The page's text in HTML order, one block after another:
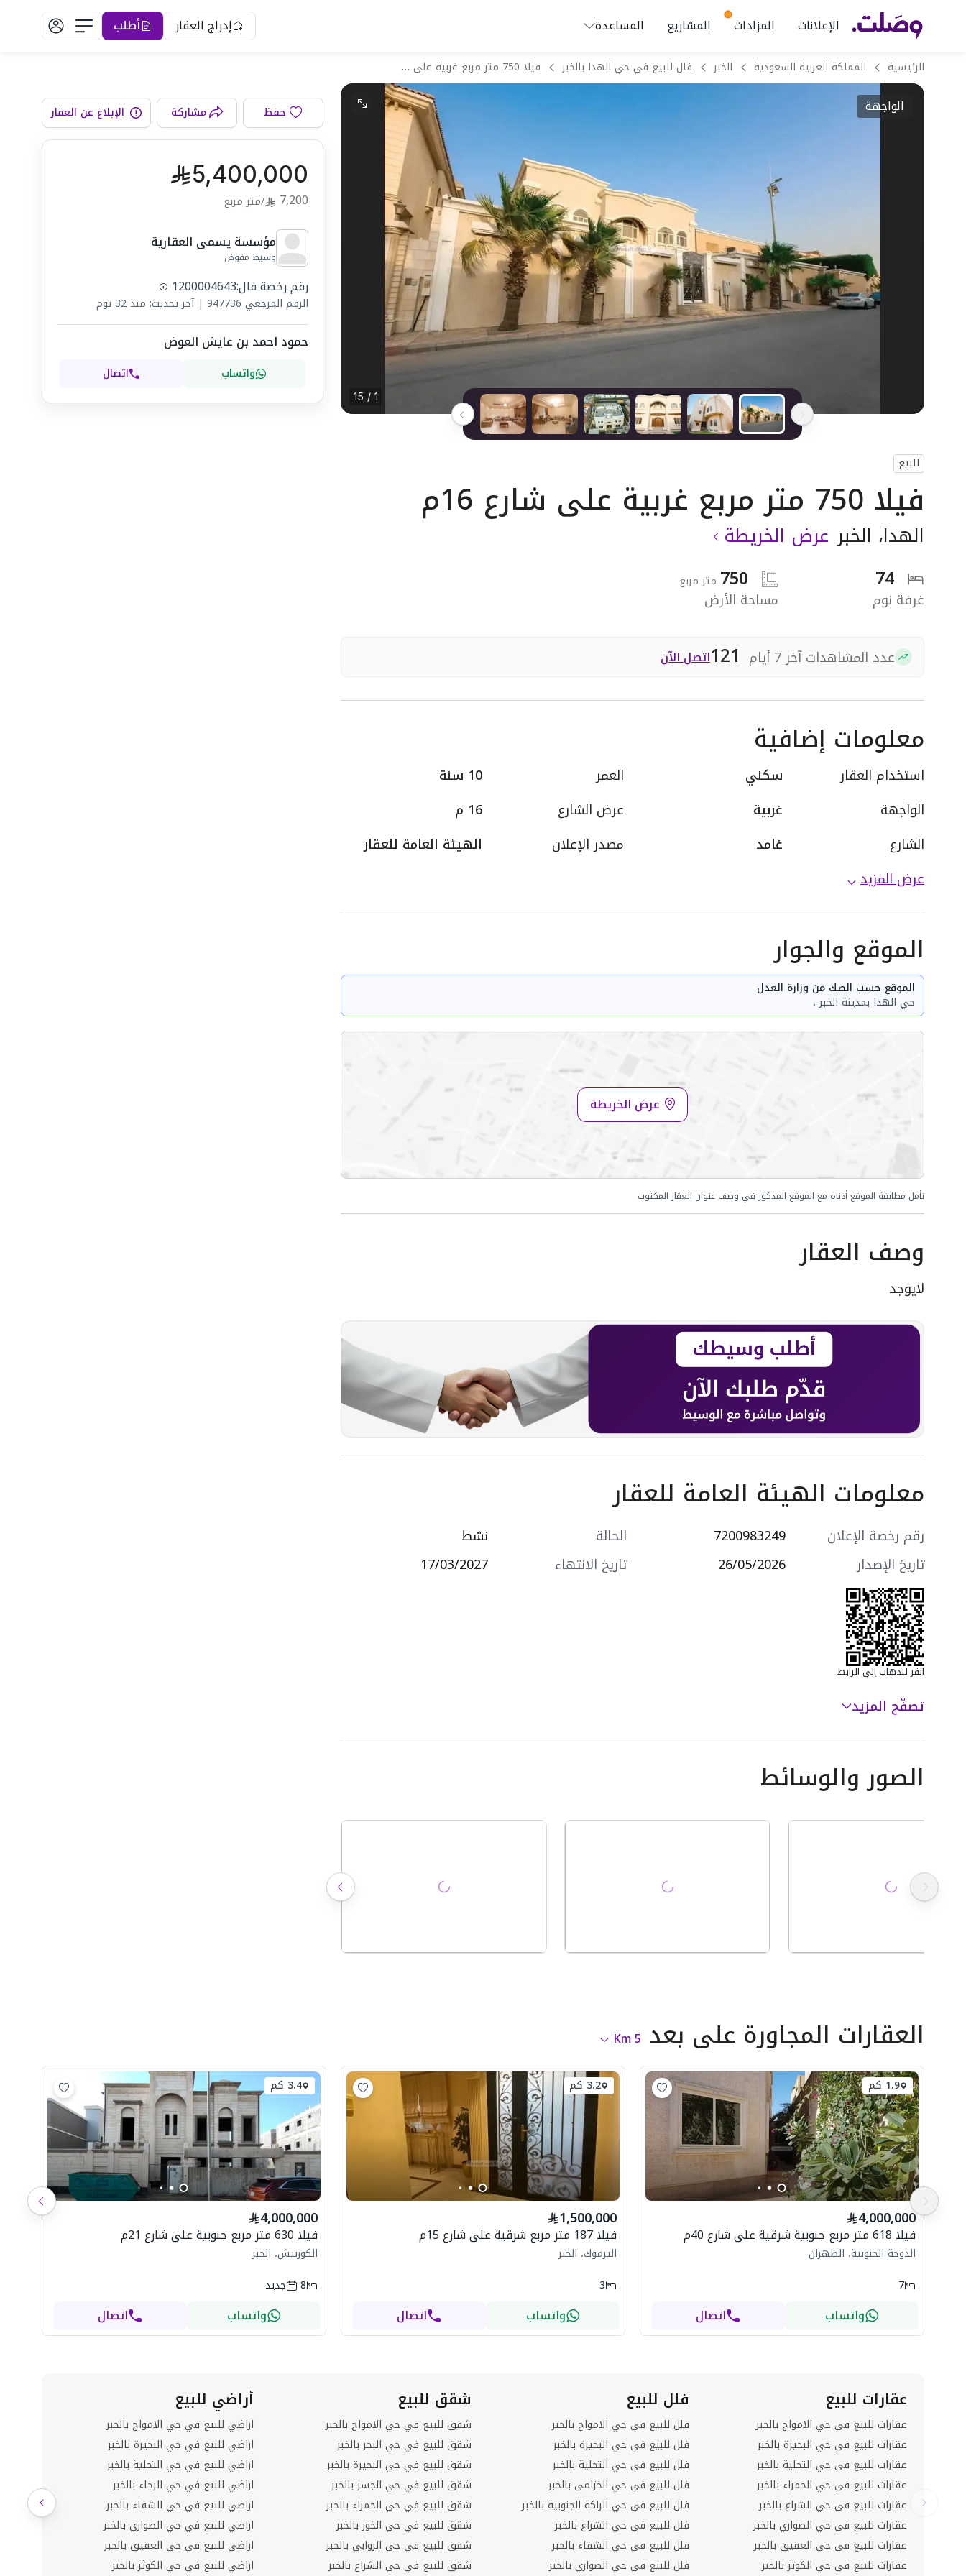
الإعلانات المزادات المشاريع المساعدة إدراج العقار أطلب
الرئيسية المملكة العربية السعودية الخبر فلل للبيع في حي الهدا بالخبر فيلا 750 متر مربع غربية على شارع 16م
الواجهة الواجهة
1 / 15
للبيع
فيلا 750 متر مربع غربية على شارع 16م
الهدا، الخبر عرض الخريطة
74
غرفة نوم
750 متر مربع
مساحة الأرض
عدد المشاهدات آخر 7 أيام 121اتصل الآن
معلومات إضافية
استخدام العقار سكني العمر
10 سنة
الواجهة
غربية عرض الشارع
16 م
الشارع
غامد مصدر الإعلان
الهيئة العامة للعقار
عرض المزيد
الموقع والجوار
الموقع حسب الصك من وزارة العدل
حي الهدا بمدينة الخبر .
عرض الخريطة
نأمل مطابقة الموقع أدناه مع الموقع المذكور في وصف عنوان العقار المكتوب
وصف العقار
لايوجد
معلومات الهيئة العامة للعقار
رقم رخصة الإعلان 7200983249 الحالة
نشط
تاريخ الإصدار
26/05/2026 تاريخ الانتهاء 17/03/2027
انقر للذهاب إلى الرابط
تصفّح المزيد
الصور والوسائط
حفظ مشاركة الإبلاغ عن العقار
5,400,000
7,200
/متر مربع
مؤسسة يسمى العقارية
وسيط مفوض
رقم رخصة فال:1200004643
الرقم المرجعي 947736
|آخر تحديث: منذ 32 يوم
حمود احمد بن عايش العوض
واتساب اتصال
العقارات المجاورة على بعد 5
Km
1.9 كم
4,000,000
فيلا 618 متر مربع جنوبية شرقية على شارع 40م
الدوحة الجنوبية، الظهران
7
واتساب اتصال
3.2 كم
1,500,000
فيلا 187 متر مربع شرقية على شارع 15م
اليرموك، الخبر
3
واتساب اتصال
3.4 كم
4,000,000
فيلا 630 متر مربع جنوبية على شارع 21م
الكورنيش، الخبر
8
جديد
واتساب اتصال
عقارات للبيع
عقارات للبيع في حي الامواج بالخبر
عقارات للبيع في حي البحيرة بالخبر
عقارات للبيع في حي التحلية بالخبر
عقارات للبيع في حي الحمراء بالخبر
عقارات للبيع في حي الشراع بالخبر
عقارات للبيع في حي الصواري بالخبر
عقارات للبيع في حي العقيق بالخبر
عقارات للبيع في حي الكوثر بالخبر
فلل للبيع
فلل للبيع في حي الامواج بالخبر
فلل للبيع في حي البحيرة بالخبر
فلل للبيع في حي التحلية بالخبر
فلل للبيع في حي الخزامى بالخبر
فلل للبيع في حي الراكة الجنوبية بالخبر
فلل للبيع في حي الشراع بالخبر
فلل للبيع في حي الشفاء بالخبر
فلل للبيع في حي الصواري بالخبر
شقق للبيع
شقق للبيع في حي الامواج بالخبر
شقق للبيع في حي البحر بالخبر
شقق للبيع في حي البحيرة بالخبر
شقق للبيع في حي الجسر بالخبر
شقق للبيع في حي الحمراء بالخبر
شقق للبيع في حي الخور بالخبر
شقق للبيع في حي الروابي بالخبر
شقق للبيع في حي الشراع بالخبر
أراضي للبيع
اراضي للبيع في حي الامواج بالخبر
اراضي للبيع في حي البحيرة بالخبر
اراضي للبيع في حي التحلية بالخبر
اراضي للبيع في حي الرجاء بالخبر
اراضي للبيع في حي الشفاء بالخبر
اراضي للبيع في حي الصواري بالخبر
اراضي للبيع في حي العقيق بالخبر
اراضي للبيع في حي الكوثر بالخبر